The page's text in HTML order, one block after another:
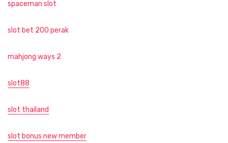
spaceman slot
slot bet 200 perak
mahjong ways 2
slot88
slot thailand
slot bonus new member